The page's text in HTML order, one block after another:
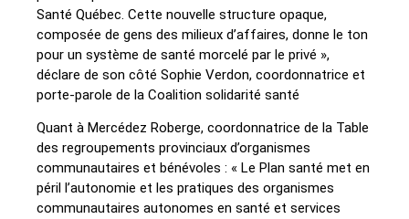
Santé Québec. Cette nouvelle structure opaque,
composée de gens des milieux d’affaires, donne le ton
pour un système de santé morcelé par le privé »,
déclare de son côté Sophie Verdon, coordonnatrice et
porte-parole de la Coalition solidarité santé
Quant à Mercédez Roberge, coordonnatrice de la Table
des regroupements provinciaux d’organismes
communautaires et bénévoles : « Le Plan santé met en
péril l’autonomie et les pratiques des organismes
communautaires autonomes en santé et services